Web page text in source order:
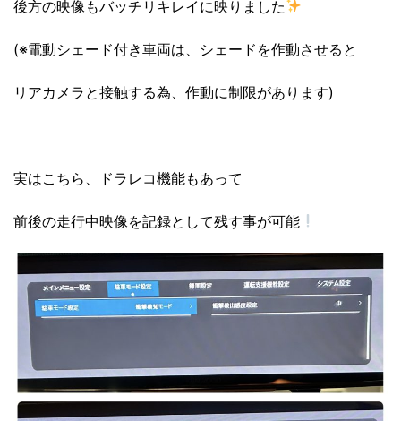
後方の映像もバッチリキレイに映りました
(※電動シェード付き車両は、シェードを作動させると
リアカメラと接触する為、作動に制限があります)
実はこちら、ドラレコ機能もあって
前後の走行中映像を記録として残す事が可能